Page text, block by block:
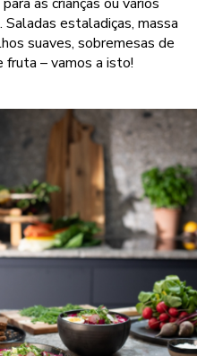
estaladiças, massa
suaves, sobremesas de
– vamos a isto!